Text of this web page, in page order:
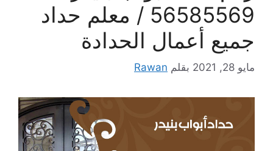
56585569 / معلم حداد
جميع أعمال الحدادة
مايو 28, 2021 بقلم Rawan